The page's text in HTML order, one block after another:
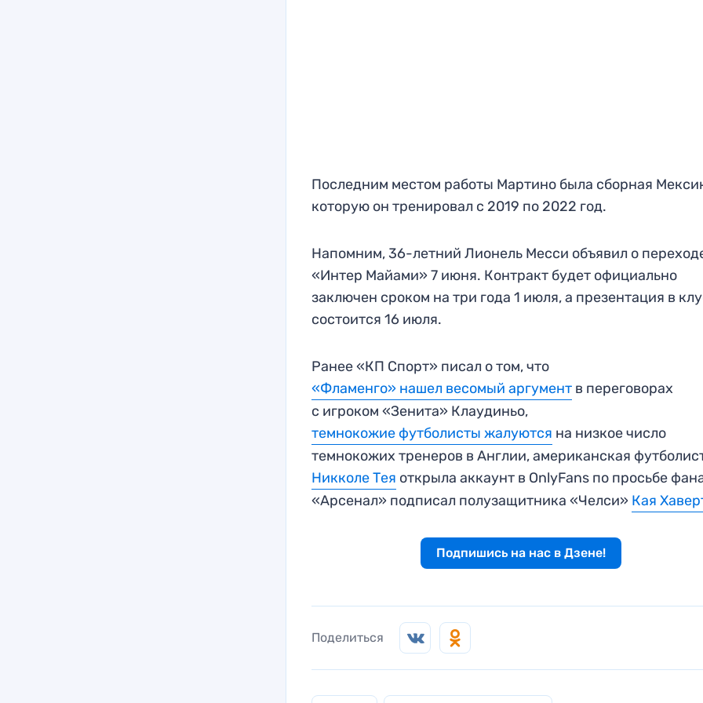
Последним местом работы Мартино была сборная
которую он тренировал с 2019 по 2022 год.
Напомним, 36-летний Лионель Месси объявил о
«Интер Майами» 7 июня. Контракт будет официально
заключен сроком на три года 1 июля, а презентация в
состоится 16 июля.
Ранее «КП Спорт» писал о том, что
«Фламенго» нашел весомый аргумент в переговорах
с игроком «Зенита» Клаудиньо,
темнокожие футболисты жалуются на низкое число
темнокожих тренеров в Англии, американская
Никколе Тея открыла аккаунт в OnlyFans по просьбе
«Арсенал» подписал полузащитника «Челси» Кая
Подпишись на нас в Дзене!
Поделиться